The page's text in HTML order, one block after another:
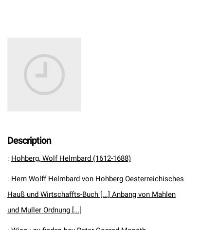
Description
: Hohberg, Wolf Helmbard (1612-1688)
: Hern Wolff Helmbard von Hohberg Oesterreichisches
Hauß und Wirtschaffts-Buch [...] Anbang von Mahlen
und Muller Ordnung [...]